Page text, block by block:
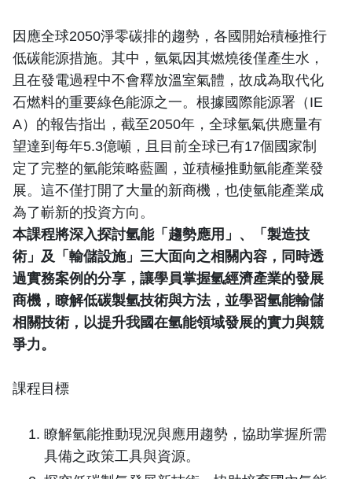
因應全球2050淨零碳排的趨勢，各國開始積極推行
低碳能源措施。其中，氫氣因其燃燒後僅產生水，
且在發電過程中不會釋放溫室氣體，故成為取代化
石燃料的重要綠色能源之一。根據國際能源署（IE
A）的報告指出，截至2050年，全球氫氣供應量有
望達到每年5.3億噸，且目前全球已有17個國家制
定了完整的氫能策略藍圖，並積極推動氫能產業發
展。這不僅打開了大量的新商機，也使氫能產業成
為了嶄新的投資方向。
本課程將深入探討氫能「趨勢應用」、「製造技
術」及「輸儲設施」三大面向之相關內容，同時透
過實務案例的分享，讓學員掌握氫經濟產業的發展
商機，瞭解低碳製氫技術與方法，並學習氫能輸儲
相關技術，以提升我國在氫能領域發展的實力與競
爭力。
課程目標
瞭解氫能推動現況與應用趨勢，協助掌握所需
具備之政策工具與資源。